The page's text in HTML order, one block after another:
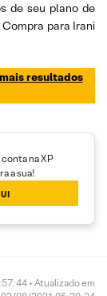
de seu plano de
para Irani
resultados
na XP
a sua!
• Atualizado em